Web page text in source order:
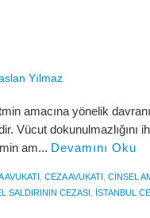
Yılmaz
amacına yönelik
Vücut dokunulmazlığını
am... Devamını Oku
AVUKATI CEZA AVUKATI CINSEL
SALDIRININ CEZASI ISTANBUL